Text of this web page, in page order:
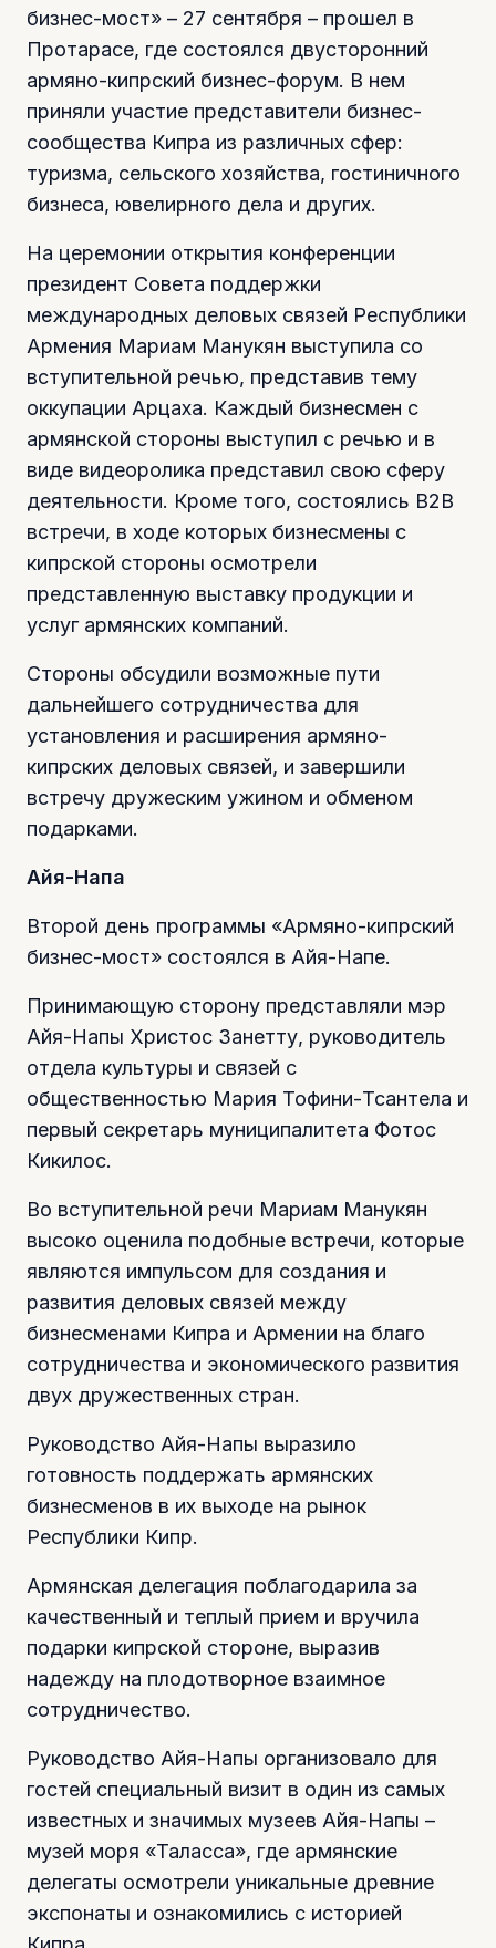
бизнес-мост» – 27 сентября – прошел в
Протарасе, где состоялся двусторонний
армяно-кипрский бизнес-форум. В нем
приняли участие представители бизнес-
сообщества Кипра из различных сфер:
туризма, сельского хозяйства, гостиничного
бизнеса, ювелирного дела и других.
На церемонии открытия конференции
президент Совета поддержки
международных деловых связей Республики
Армения Мариам Манукян выступила со
вступительной речью, представив тему
оккупации Арцаха. Каждый бизнесмен с
армянской стороны выступил с речью и в
виде видеоролика представил свою сферу
деятельности. Кроме того, состоялись B2B
встречи, в ходе которых бизнесмены с
кипрской стороны осмотрели
представленную выставку продукции и
услуг армянских компаний.
Стороны обсудили возможные пути
дальнейшего сотрудничества для
установления и расширения армяно-
кипрских деловых связей, и завершили
встречу дружеским ужином и обменом
подарками.
Айя-Напа
Второй день программы «Армяно-кипрский
бизнес-мост» состоялся в Айя-Напе.
Принимающую сторону представляли мэр
Айя-Напы Христос Занетту, руководитель
отдела культуры и связей с
общественностью Мария Тофини-Тсантела и
первый секретарь муниципалитета Фотос
Кикилос.
Во вступительной речи Мариам Манукян
высоко оценила подобные встречи, которые
являются импульсом для создания и
развития деловых связей между
бизнесменами Кипра и Армении на благо
сотрудничества и экономического развития
двух дружественных стран.
Руководство Айя-Напы выразило
готовность поддержать армянских
бизнесменов в их выходе на рынок
Республики Кипр.
Армянская делегация поблагодарила за
качественный и теплый прием и вручила
подарки кипрской стороне, выразив
надежду на плодотворное взаимное
сотрудничество.
Руководство Айя-Напы организовало для
гостей специальный визит в один из самых
известных и значимых музеев Айя-Напы –
музей моря «Таласса», где армянские
делегаты осмотрели уникальные древние
экспонаты и ознакомились с историей